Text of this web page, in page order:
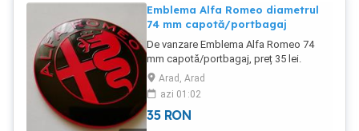
Emblema Alfa Romeo diametrul
74 mm capotă/portbagaj
De vanzare Emblema Alfa Romeo 74
mm capotă/portbagaj, preț 35 lei.
Arad, Arad
azi 01:02
35 RON